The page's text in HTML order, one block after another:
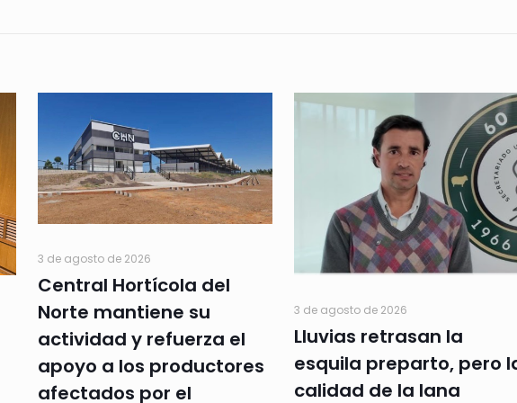
3 de agosto de 2026
Central Hortícola del
Norte mantiene su
actividad y refuerza el
apoyo a los productores
afectados por el
3 de agosto de 2026
Lluvias retrasan la
esquila preparto, pero
calidad de la lana